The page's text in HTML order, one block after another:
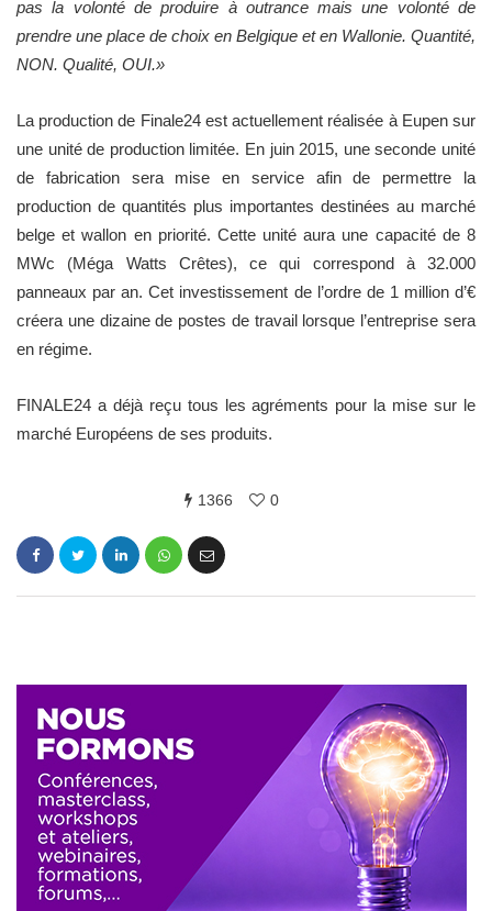
pas la volonté de produire à outrance mais une volonté de
prendre une place de choix en Belgique et en Wallonie. Quantité,
NON. Qualité, OUI.»
La production de Finale24 est actuellement réalisée à Eupen sur
une unité de production limitée. En juin 2015, une seconde unité
de fabrication sera mise en service afin de permettre la
production de quantités plus importantes destinées au marché
belge et wallon en priorité. Cette unité aura une capacité de 8
MWc (Méga Watts Crêtes), ce qui correspond à 32.000
panneaux par an. Cet investissement de l’ordre de 1 million d’€
créera une dizaine de postes de travail lorsque l’entreprise sera
en régime.
FINALE24 a déjà reçu tous les agréments pour la mise sur le
marché Européens de ses produits.
1366 0